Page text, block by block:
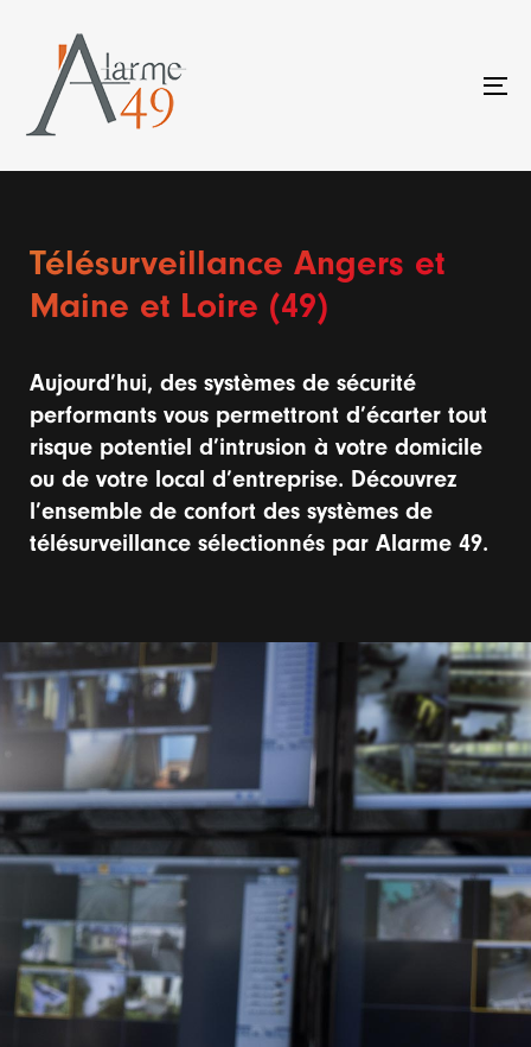
primary
navigation
Skip
to
Télésurveillance Angers et
Maine et Loire (49)
Aujourd’hui, des systèmes de sécurité
performants vous permettront d’écarter tout
risque potentiel d’intrusion à votre domicile
ou de votre local d’entreprise. Découvrez
l’ensemble de confort des systèmes de
télésurveillance sélectionnés par Alarme 49.